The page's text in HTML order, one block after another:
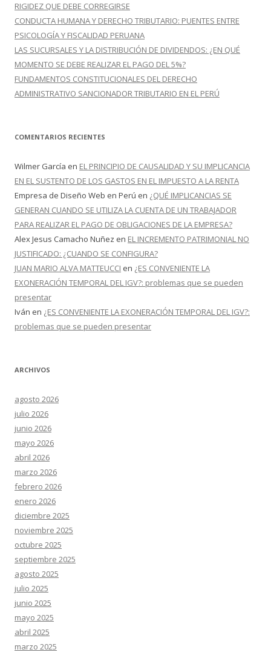
RIGIDEZ QUE DEBE CORREGIRSE
CONDUCTA HUMANA Y DERECHO TRIBUTARIO: PUENTES ENTRE
PSICOLOGÍA Y FISCALIDAD PERUANA
LAS SUCURSALES Y LA DISTRIBUCIÓN DE DIVIDENDOS: ¿EN QUÉ
MOMENTO SE DEBE REALIZAR EL PAGO DEL 5%?
FUNDAMENTOS CONSTITUCIONALES DEL DERECHO
ADMINISTRATIVO SANCIONADOR TRIBUTARIO EN EL PERÚ
COMENTARIOS RECIENTES
Wilmer García en EL PRINCIPIO DE CAUSALIDAD Y SU IMPLICANCIA
EN EL SUSTENTO DE LOS GASTOS EN EL IMPUESTO A LA RENTA
Empresa de Diseño Web en Perú en ¿QUÉ IMPLICANCIAS SE
GENERAN CUANDO SE UTILIZA LA CUENTA DE UN TRABAJADOR
PARA REALIZAR EL PAGO DE OBLIGACIONES DE LA EMPRESA?
Alex Jesus Camacho Nuñez en EL INCREMENTO PATRIMONIAL NO
JUSTIFICADO: ¿CUANDO SE CONFIGURA?
JUAN MARIO ALVA MATTEUCCI en ¿ES CONVENIENTE LA
EXONERACIÓN TEMPORAL DEL IGV?: problemas que se pueden
presentar
Iván en ¿ES CONVENIENTE LA EXONERACIÓN TEMPORAL DEL IGV?:
problemas que se pueden presentar
ARCHIVOS
agosto 2026
julio 2026
junio 2026
mayo 2026
abril 2026
marzo 2026
febrero 2026
enero 2026
diciembre 2025
noviembre 2025
octubre 2025
septiembre 2025
agosto 2025
julio 2025
junio 2025
mayo 2025
abril 2025
marzo 2025